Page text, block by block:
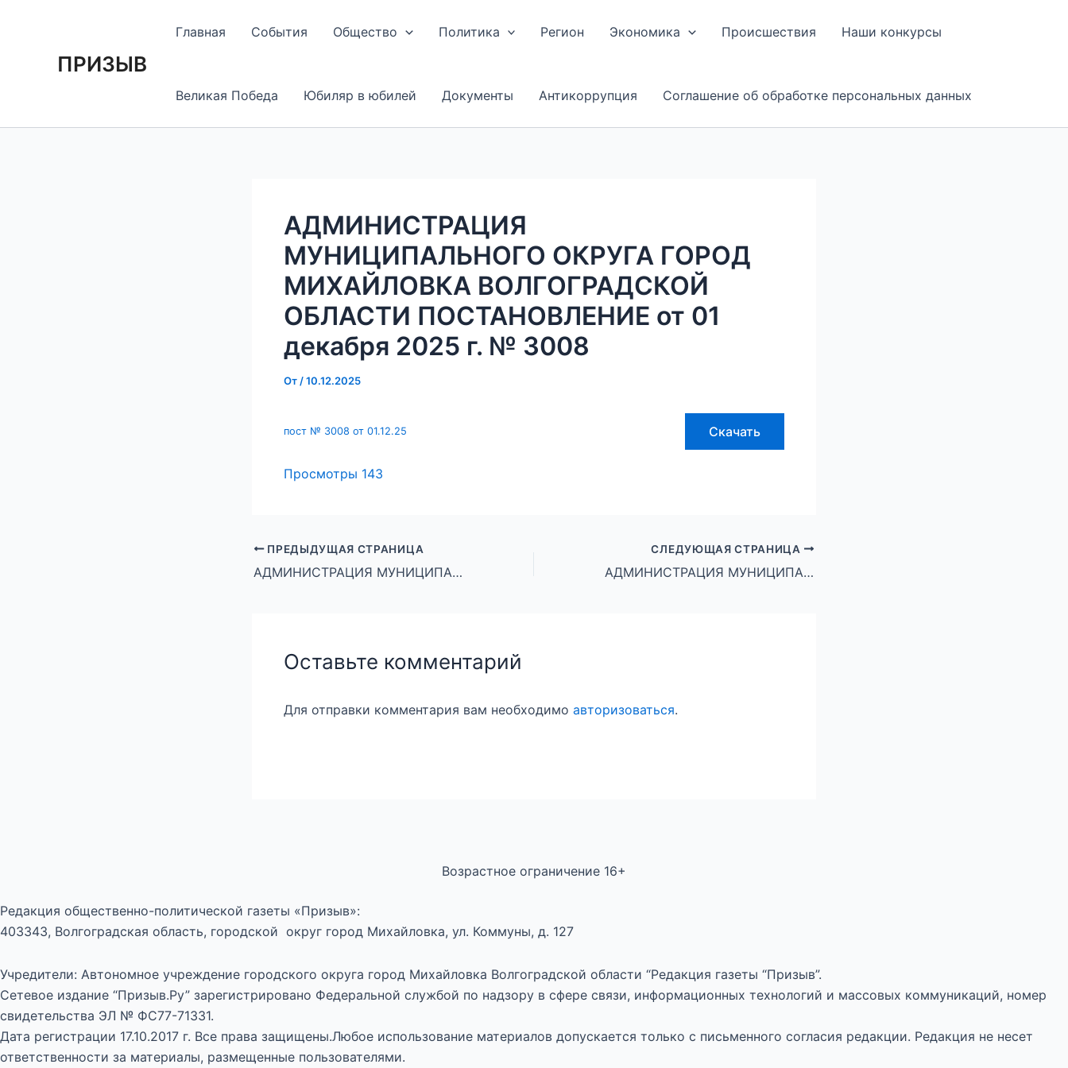
ПРИЗЫВ
Главная События Общество Политика Регион Экономика Происшествия Наши конкурсы
Великая Победа Юбиляр в юбилей Документы Антикоррупция Соглашение об обработке персональных данных
АДМИНИСТРАЦИЯ
МУНИЦИПАЛЬНОГО ОКРУГА ГОРОД
МИХАЙЛОВКА ВОЛГОГРАДСКОЙ
ОБЛАСТИ ПОСТАНОВЛЕНИЕ от 01
декабря 2025 г. № 3008
От /10.12.2025
пост № 3008 от 01.12.25 Скачать
Просмотры 143
по
ПРЕДЫДУЩАЯ СТРАНИЦА
АДМИНИСТРАЦИЯ МУНИЦИПАЛЬНОГО ОКРУГА ГОРОД МИХАЙЛОВКА ВОЛГОГРАДСКОЙ ОБЛАСТИ ПОСТАНОВЛЕНИЕ от 01 декабря 2025 г. № 3009
СЛЕДУЮЩАЯ СТРАНИЦА
АДМИНИСТРАЦИЯ МУНИЦИПАЛЬНОГО ОКРУГА ГОРОД МИХАЙЛОВКА ВОЛГОГРАДСКОЙ ОБЛАСТИ ПОСТАНОВЛЕНИЕ от 05 декабря 2025 г. № 3067
Оставьте комментарий
Для отправки комментария вам необходимо авторизоваться.
Возрастное ограничение 16+
Редакция общественно-политической газеты «Призыв»:
403343, Волгоградская область, городской округ город Михайловка, ул. Коммуны, д. 127
Учредители: Автономное учреждение городского округа город Михайловка Волгоградской области “Редакция газеты “Призыв”.
Сетевое издание “Призыв.Ру” зарегистрировано Федеральной службой по надзору в сфере связи, информационных технологий и массовых коммуникаций, номер
свидетельства ЭЛ № ФС77-71331.
Дата регистрации 17.10.2017 г. Все права защищены.Любое использование материалов допускается только с письменного согласия редакции. Редакция не несет
ответственности за материалы, размещенные пользователями.